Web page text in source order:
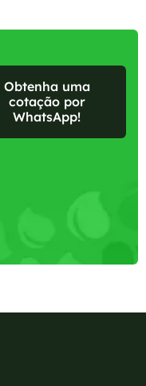
Obtenha uma
cotação por
WhatsApp!